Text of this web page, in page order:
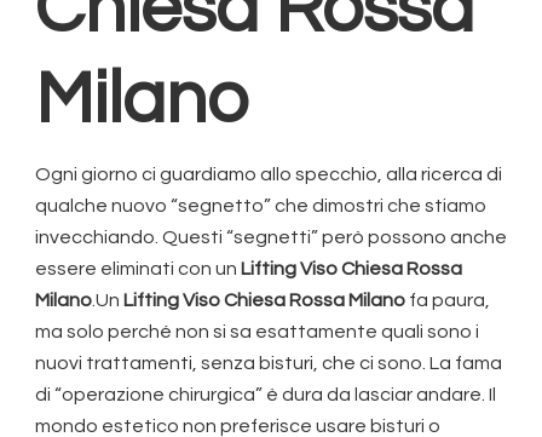
Milano
Ogni giorno ci guardiamo allo specchio, alla ricerca di
qualche nuovo “segnetto” che dimostri che stiamo
invecchiando. Questi “segnetti” però possono anche
essere eliminati con un Lifting Viso Chiesa Rossa
Milano.Un Lifting Viso Chiesa Rossa Milanofa paura,
ma solo perché non si sa esattamente quali sono i
nuovi trattamenti, senza bisturi, che ci sono. La fama
di “operazione chirurgica” è dura da lasciar andare. Il
mondo estetico non preferisce usare bisturi o